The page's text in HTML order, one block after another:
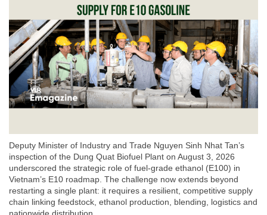
Deputy Minister of Industry and Trade Nguyen Sinh Nhat Tan’s
inspection of the Dung Quat Biofuel Plant on August 3, 2026
underscored the strategic role of fuel-grade ethanol (E100) in
Vietnam’s E10 roadmap. The challenge now extends beyond
restarting a single plant: it requires a resilient, competitive supply
chain linking feedstock, ethanol production, blending, logistics and
nationwide distribution.